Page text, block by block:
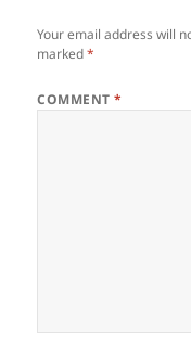
Your email address will
marked*
COMMENT*